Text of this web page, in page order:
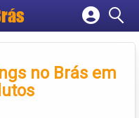
empresa
no Brás em